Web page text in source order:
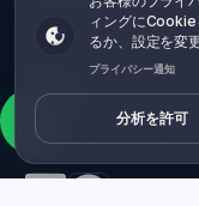
WILLOWSOFT
エンドツーエンドの
システムアーキテクチ
ィングに
るか、設定を変
プライバシー通知
分析を許可